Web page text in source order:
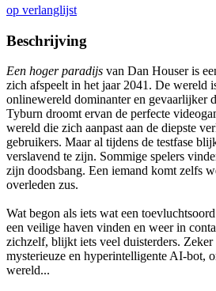
op verlanglijst
Beschrijving
Een hoger paradijs van Dan Houser is
zich afspeelt in het jaar 2041. De wereld
onlinewereld dominanter en gevaarlijker
Tyburn droomt ervan de perfecte
wereld die zich aanpast aan de diepste
gebruikers. Maar al tijdens de testfase
verslavend te zijn. Sommige spelers
zijn doodsbang. Een iemand komt zelfs
overleden zus.
Wat begon als iets wat een
een veilige haven vinden en weer in
zichzelf, blijkt iets veel duisterders.
mysterieuze en hyperintelligente AI-bot,
wereld...